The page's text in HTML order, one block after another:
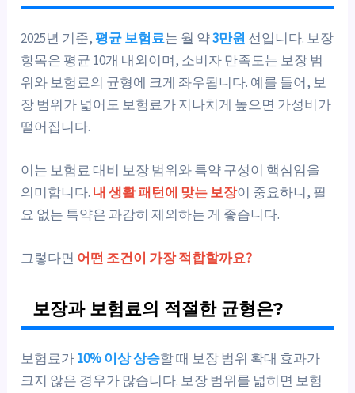
2025년 기준,평균 보험료는 월 약3만원 선입니다. 보장
항목은 평균 10개 내외이며, 소비자 만족도는 보장 범
위와 보험료의 균형에 크게 좌우됩니다. 예를 들어, 보
장 범위가 넓어도 보험료가 지나치게 높으면 가성비가
떨어집니다.
이는 보험료 대비 보장 범위와 특약 구성이 핵심임을
의미합니다. 내 생활 패턴에 맞는 보장이 중요하니, 필
요 없는 특약은 과감히 제외하는 게 좋습니다.
그렇다면 어떤 조건이 가장 적합할까요?
보장과 보험료의 적절한 균형은?
보험료가10% 이상 상승할 때 보장 범위 확대 효과가
크지 않은 경우가 많습니다. 보장 범위를 넓히면 보험